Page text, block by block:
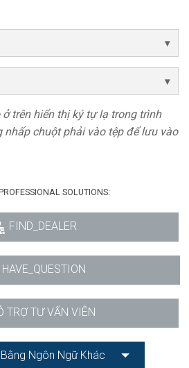
trên hiển thị ký tự lạ trong trình
nhấp chuột phải vào tệp để lưu vào
SOLUTIONS:
FIND_DEALER
HAVE_QUESTION
TRỢ TƯ VẤN VIÊN
Ngôn Ngữ Khác